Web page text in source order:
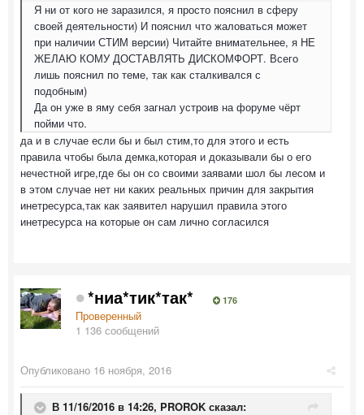
Я ни от кого не заразился, я просто пояснил в сферу
своей деятельности) И пояснил что жаловаться может
при наличии СТИМ версии) Читайте внимательнее, я НЕ
ЖЕЛАЮ КОМУ ДОСТАВЛЯТЬ ДИСКОМФОРТ. Всего
лишь пояснил по теме, так как сталкивался с
подобным)
Да он уже в яму себя загнал устроив на форуме чёрт
пойми что.
да и в случае если бы и был стим,то для этого и есть
правила чтобы была демка,которая и доказывали бы о его
нечестной игре,где бы он со своими заявами шол бы лесом и
в этом случае нет ни каких реальных причин для закрытия
инетресурса,так как заявител нарушил правила этого
инетресурса на которые он сам лично согласился
*ниа*тик*так* 176
Проверенный
1 136 сообщений
Опубликовано 16 ноября, 2016
В 11/16/2016 в 14:26, PROROK сказал: